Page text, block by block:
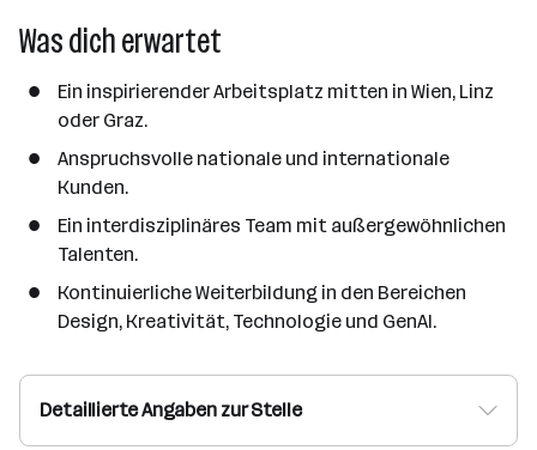
Was dich erwartet
Ein inspirierender Arbeitsplatz mitten in Wien, Linz
oder Graz.
Anspruchsvolle nationale und internationale
Kunden.
Ein interdisziplinäres Team mit außergewöhnlichen
Talenten.
Kontinuierliche Weiterbildung in den Bereichen
Design, Kreativität, Technologie und GenAI.
Detaillierte Angaben zur Stelle